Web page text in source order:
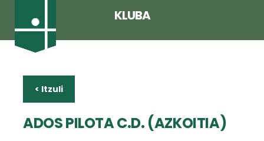
KLUBA
< Itzuli
ADOS PILOTA C.D. (AZKOITIA)